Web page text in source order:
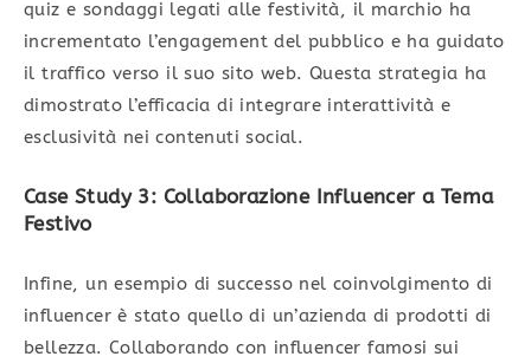
quiz e sondaggi legati alle festività, il marchio ha
incrementato l’engagement del pubblico e ha guidato
il traffico verso il suo sito web. Questa strategia ha
dimostrato l’efficacia di integrare interattività e
esclusività nei contenuti social.
Case Study 3: Collaborazione Influencer a Tema
Festivo
Infine, un esempio di successo nel coinvolgimento di
influencer è stato quello di un’azienda di prodotti di
bellezza. Collaborando con influencer famosi sui